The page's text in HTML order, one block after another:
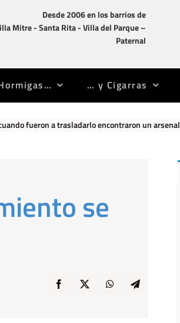
Desde 2006 en los barrios de
Mitre -­ Santa Rita -­ Villa del Parque –
Paternal
… y Cigarras
encontraron un arsenal nazi en su casa
se